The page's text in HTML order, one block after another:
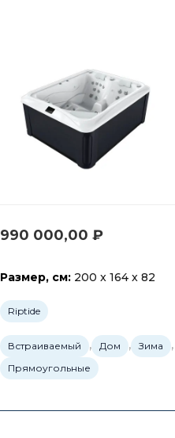
990 000,00 ₽
Размер, см:200 x 164 x 82
Riptide
Встраиваемый , Дом , Зима ,
Прямоугольные